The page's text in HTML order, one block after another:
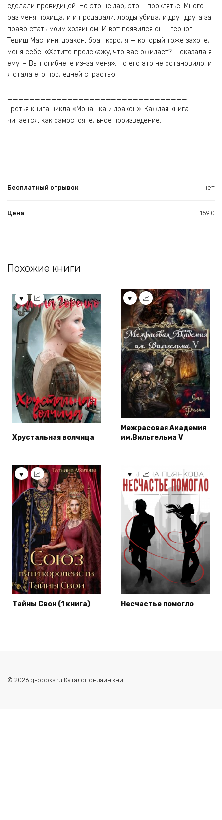
сделали провидицей. Но это не дар, это – проклятье. Много
раз меня похищали и продавали, лорды убивали друг друга за
право стать моим хозяином. И вот появился он – герцог
Тевиш Мастини, дракон, брат короля — который тоже захотел
меня себе. «Хотите предскажу, что вас ожидает? – сказала я
ему. – Вы погибнете из-за меня». Но его это не остановило, и
я стала его последней страстью.
______________________________________
_________________________________
Третья книга цикла «Монашка и дракон». Каждая книга
читается, как самостоятельное произведение.
Бесплатный отрывок нет
Цена 159.0
Похожие книги
Хрустальная волчица
Межрасовая Академия
им.Вильгельма V
Тайны Свон (1 книга) Несчастье помогло
© 2026 g-books.ru Каталог онлайн книг